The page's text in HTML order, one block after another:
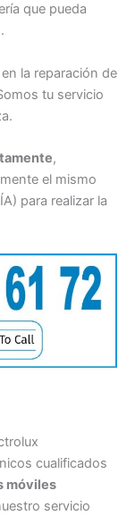
que pueda
la reparación de
tu servicio
,
el mismo
para realizar la
cualificados
móviles
servicio